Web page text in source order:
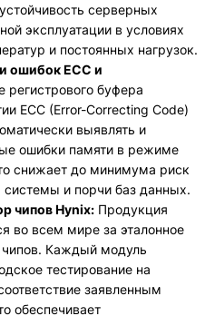
серверных
эксплуатации в условиях
и постоянных нагрузок.
ошибок ECC и
регистрового буфера
ECC (Error-Correcting Code)
выявлять и
ошибки памяти в режиме
снижает до минимума риск
системы и порчи баз данных.
чипов Hynix: Продукция
во всем мире за эталонное
Каждый модуль
тестирование на
заявленным
обеспечивает